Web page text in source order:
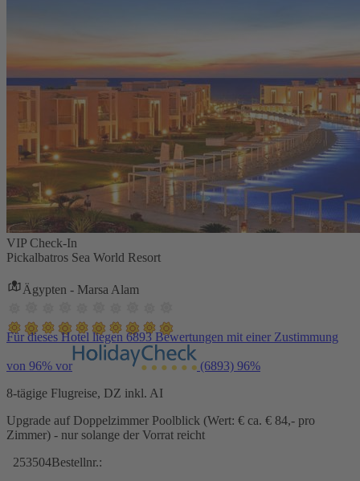
VIP Check-In
Pickalbatros Sea World Resort
Ägypten - Marsa Alam
Für dieses Hotel liegen 6893 Bewertungen mit einer Zustimmung
von 96% vor (6893) 96%
8-tägige Flugreise, DZ inkl. AI
Upgrade auf Doppelzimmer Poolblick (Wert: € ca. € 84,- pro
Zimmer) - nur solange der Vorrat reicht
253504Bestellnr.: